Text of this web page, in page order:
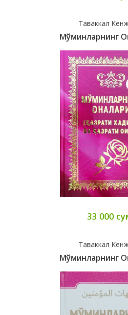
Таваккал
Мўминларнинг
33 000
Таваккал
Мўминларнинг